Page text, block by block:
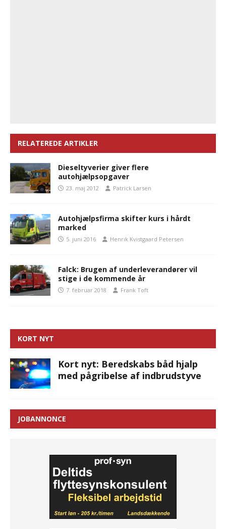
RELATEREDE ARTIKLER
Dieseltyverier giver flere
autohjælpsopgaver
23. maj 2012 Patrick Larsen
Autohjælpsfirma skifter kurs i hårdt
marked
5. juni 2016 Henrik Kvistgaard Petersen
Falck: Brugen af underleverandører vil
stige i de kommende år
7. februar 2018 Frank Toft
KORT NYT
Kort nyt: Beredskabs båd hjalp
med pågribelse af indbrudstyve
JOBANNONCE